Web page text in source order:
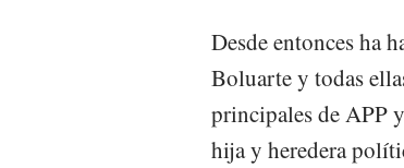
Desde entonces ha
Boluarte y todas
principales de APP
hija y heredera